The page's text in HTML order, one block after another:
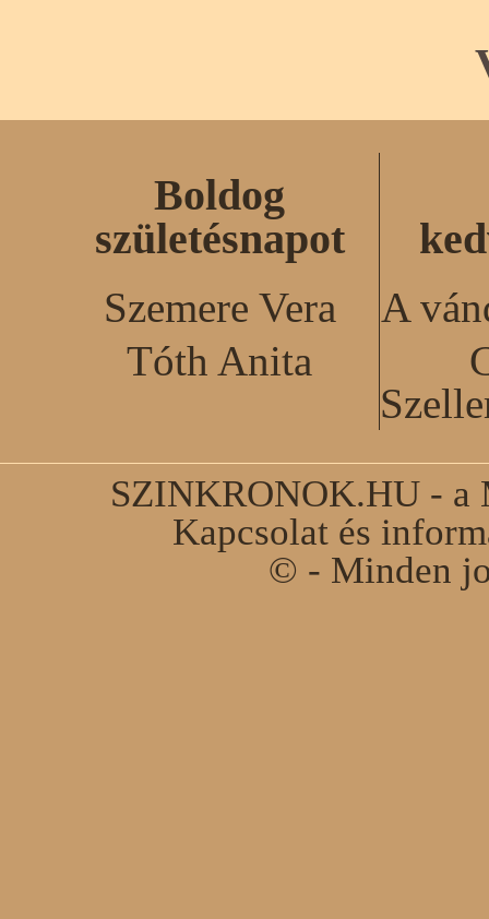
Boldog
születésnapot
Szemere Vera
Tóth Anita
A
SZINKRONOK.HU - a
Kapcsolat és
© - Minden